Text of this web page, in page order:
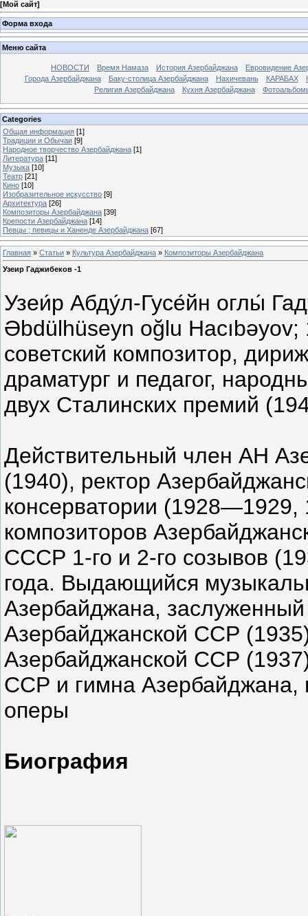
[Мой сайт]
Форма входа
Меню сайта
НОВОСТИ Время Намаза История Азербайджана
Евровидение
Города Азербайджана
Баку-столица Азербайджана Нахичевань КАРАБАХ
Религия Азербайджана
Кухня Азербайджана
Categories
Общая информация [1]
Традиции и Обычаи [9]
Народное творчество Азербайджана [1]
Литература [11]
Музыка [10]
Театр [21]
Кино [10]
Изобразительное искусство [9]
Архитектура [26]
Композиторы Азербайджана [39]
Крепости Азербайджана [14]
Певцы ; певицы и Ханенде Азербайджана [67]
Главная » Статьи » Культура Азербайджана » Композиторы Азербайджана
Узеир Гаджибеков -1
Узеи́р Абду́л-Гусе́йн оглы́
Əbdülhüseyn oğlu
советский композитор,
драматург и педагог,
двух Сталинских премий
Действительный член АН
(1940), ректор
консерватории
композиторов
СССР 1-го и 2-го созывов
года. Выдающийся
Азербайджана, заслуженный
Азербайджанской ССР
Азербайджанской ССР
ССР и гимна
оперы
Биография